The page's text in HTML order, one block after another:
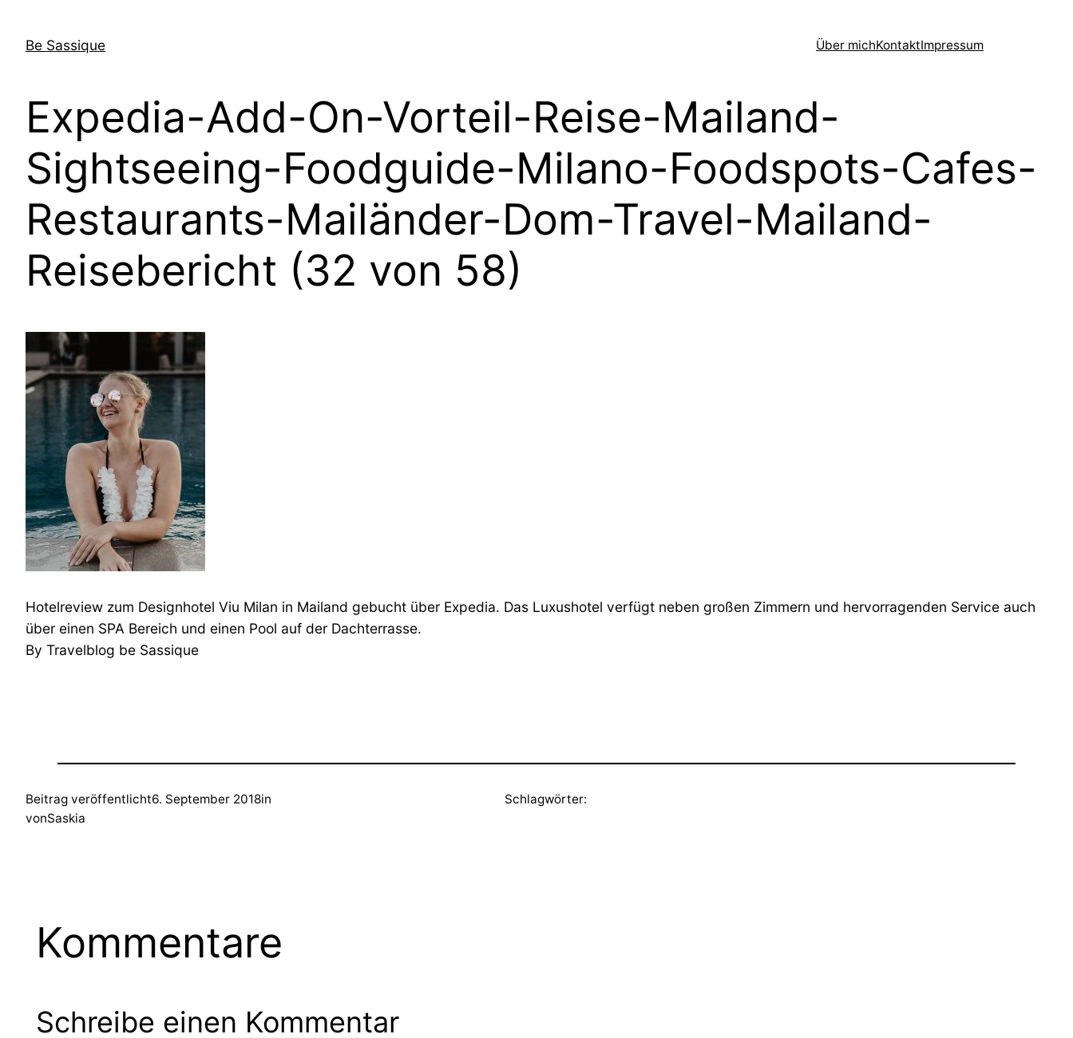
InhaltBe Sassique Über michKontaktImpressum
Expedia-Add-On-Vorteil-Reise-Mailand-
Sightseeing-Foodguide-Milano-Foodspots-Cafes-
Restaurants-Mailänder-Dom-Travel-Mailand-
Reisebericht (32 von 58)
Hotelreview zum Designhotel Viu Milan in Mailand gebucht über Expedia. Das Luxushotel verfügt neben großen Zimmern und hervorragenden Service auch
über einen SPA Bereich und einen Pool auf der Dachterrasse.
By Travelblog be Sassique
Beitrag veröffentlicht6. September 2018in
vonSaskia
Schlagwörter:
Kommentare
Schreibe einen Kommentar